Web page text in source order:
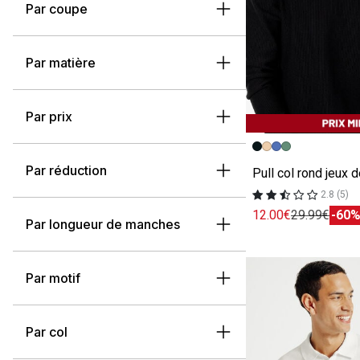
Par coupe
Par matière
Par prix
Par réduction
Par longueur de manches
Par motif
Par col
Image précédente
Image suivante
2.8 (5)
12.00€29.99€-60%